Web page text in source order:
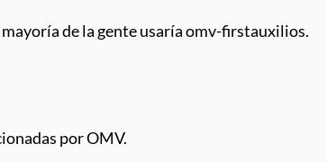
mayoría de la gente usaría omv-firstauxilios.
por OMV.